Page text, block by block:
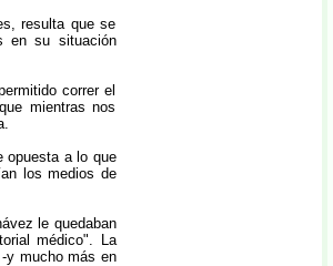
resulta que se
en su situación
correr el
mientras nos
opuesta a lo que
los medios de
le quedaban
médico". La
y mucho más en